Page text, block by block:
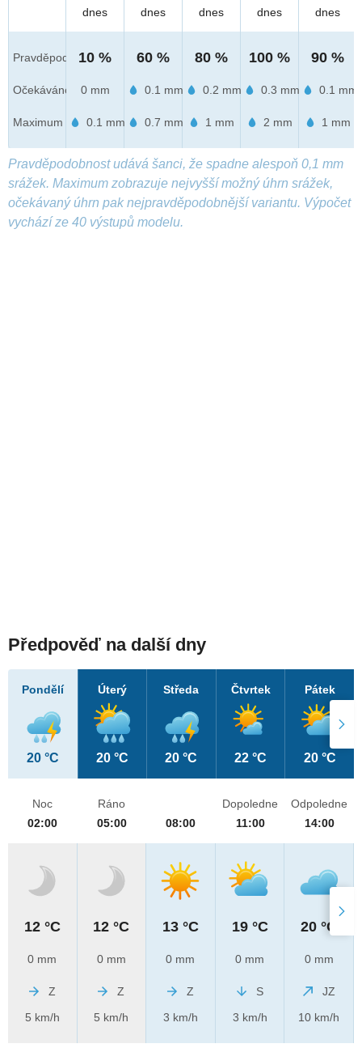
Pravděpod.
Očekáváno
Maximum
dnes
10 %
0 mm
0.1 mm
dnes
60 %
0.1 mm
0.7 mm
dnes
80 %
0.2 mm
1 mm
dnes
100 %
0.3 mm
2 mm
dnes
90 %
0.1 mm
1 mm
Pravděpodobnost udává šanci, že spadne alespoň 0,1 mm
srážek. Maximum zobrazuje nejvyšší možný úhrn srážek,
očekávaný úhrn pak nejpravděpodobnější variantu. Výpočet
vychází ze 40 výstupů modelu.
Předpověď na další dny
Pondělí
20 °C
Úterý
20 °C
Středa
20 °C
Čtvrtek
22 °C
Pátek
20 °C
Noc
02:00
12 °C
0 mm
Z
5 km/h
Ráno
05:00
12 °C
0 mm
Z
5 km/h
08:00
13 °C
0 mm
Z
3 km/h
Dopoledne
11:00
19 °C
0 mm
S
3 km/h
Odpoledne
14:00
20 °C
0 mm
JZ
10 km/h